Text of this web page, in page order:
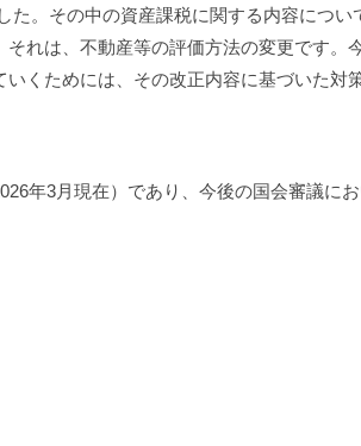
。その中の資産課税に関する内容につい
れは、不動産等の評価方法の変更です。
くためには、その改正内容に基づいた対
年3月現在）であり、今後の国会審議に